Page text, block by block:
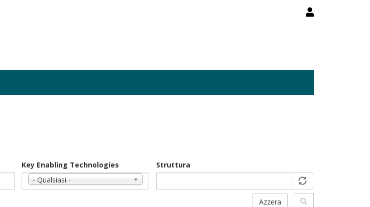
Key Enabling Technologies
- Qualsiasi -
Struttura
Azzera